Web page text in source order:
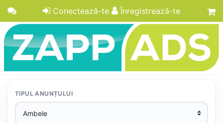
Conectează-te Înregistrează-te
TIPUL ANUNȚULUI